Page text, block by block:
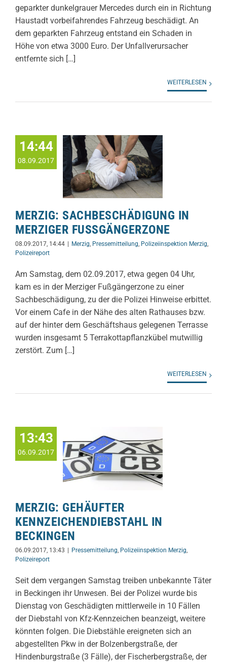
geparkter dunkelgrauer Mercedes durch ein in Richtung
Haustadt vorbeifahrendes Fahrzeug beschädigt. An
dem geparkten Fahrzeug entstand ein Schaden in
Höhe von etwa 3000 Euro. Der Unfallverursacher
entfernte sich […]
WEITERLESEN
14:44
08.09.2017
MERZIG: SACHBESCHÄDIGUNG IN
MERZIGER FUSSGÄNGERZONE
08.09.2017, 14:44 Merzig, Pressemitteilung, Polizeiinspektion Merzig,
Polizeireport
Am Samstag, dem 02.09.2017, etwa gegen 04 Uhr,
kam es in der Merziger Fußgängerzone zu einer
Sachbeschädigung, zu der die Polizei Hinweise erbittet.
Vor einem Cafe in der Nähe des alten Rathauses bzw.
auf der hinter dem Geschäftshaus gelegenen Terrasse
wurden insgesamt 5 Terrakottapflanzkübel mutwillig
zerstört. Zum […]
WEITERLESEN
13:43
06.09.2017
MERZIG: GEHÄUFTER
KENNZEICHENDIEBSTAHL IN
BECKINGEN
06.09.2017, 13:43 | Pressemitteilung Polizeiinspektion Merzig
Polizeireport
Seit dem vergangen Samstag treiben unbekannte Täter
in Beckingen ihr Unwesen. Bei der Polizei wurde bis
Dienstag von Geschädigten mittlerweile in 10 Fällen
der Diebstahl von Kfz-Kennzeichen beanzeigt, weitere
könnten folgen. Die Diebstähle ereigneten sich an
abgestellten Pkw in der Bolzenbergstraße, der
Hindenburgstraße (3 Fälle), der Fischerbergstraße, der